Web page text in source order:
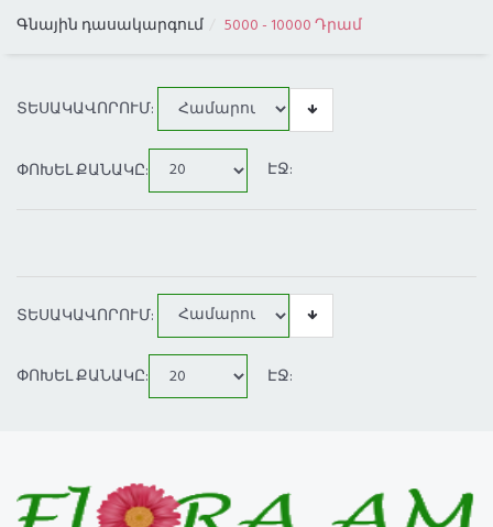
ԳՆԱՅԻՆ ԴԱՍԱԿԱՐԳՈՒՄ
ԲՈԼՈՐ ՔԱՂԱՔՆԵՐԸ
ԱՌԱՔՈՒՄ ԼՈՍ ԱՆՋԵԼԵՍՈՒՄ
Գնային դասակարգում 5000 - 10000 Դրամ
ՏԵՍԱԿԱՎՈՐՈՒՄ:
ՓՈԽԵԼ ՔԱՆԱԿԸ: ԷՋ:
ՏԵՍԱԿԱՎՈՐՈՒՄ:
ՓՈԽԵԼ ՔԱՆԱԿԸ: ԷՋ: